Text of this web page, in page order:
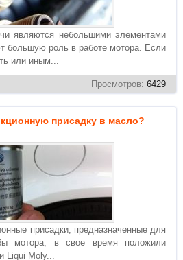
являются небольшими элементами
большую роль в работе мотора. Если
или иным...
Просмотров: 6429
присадку в масло?
присадки, предназначенные для
мотора, в свое время положили
Liqui Moly...